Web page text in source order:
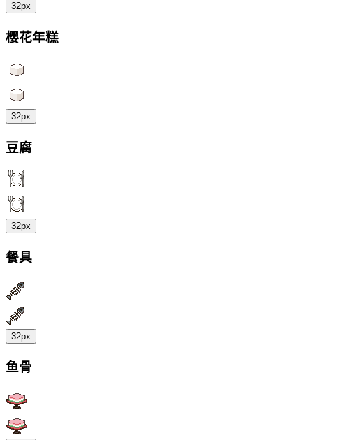
32px
樱花年糕
32px
豆腐
32px
餐具
32px
鱼骨